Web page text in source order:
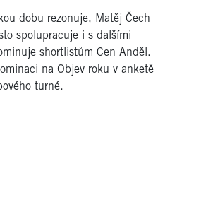
dobu rezonuje, Matěj Čech
spolupracuje i s dalšími
shortlistům Cen Anděl.
na Objev roku v anketě
turné.